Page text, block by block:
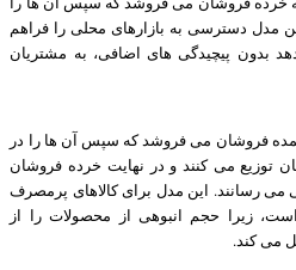
مدل دسترسی به بازارهای محلی را فراهم
بدون پیچیدگی های اضافی، به مشتریان
عمده فروشان می فروشد که سپس آن ها را در
توزیع می کنند و در نهایت خرده فروشان
رسانند. این مدل برای کالاهای پرمصرف
زیرا حجم انبوهی از محصولات را از
می کند.